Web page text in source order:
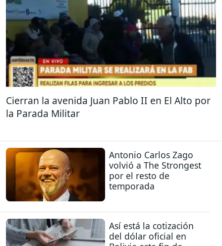
Cierran la avenida Juan Pablo II en El Alto por
la Parada Militar
Antonio Carlos Zago
volvió a The Strongest
por el resto de
temporada
Así está la cotización
del dólar oficial en